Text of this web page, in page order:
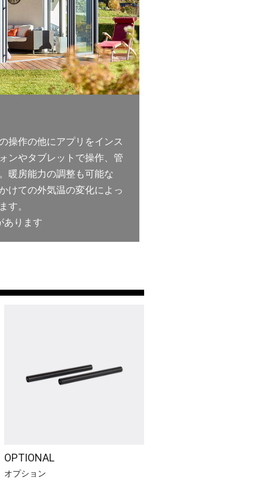
操作の他にアプリをインス
ンやタブレットで操作、管
暖房能力の調整も可能な
けての外気温の変化によっ
す。
あります
OPTIONAL
オプション